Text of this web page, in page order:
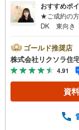
おすすめポ
★ご成約の
DK 東向き
裏収納■営
翌日のご案
週水曜日◇弊
評！◇不動産
多数掲載
物件探しに
載物件もま
ゴールド推奨店
株式会社リクソラ住
4.91
資